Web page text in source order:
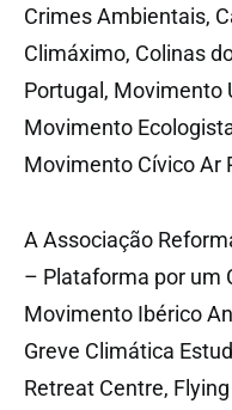
Crimes Ambientais,
Climáximo, Colinas
Portugal, Movimento
Movimento
Movimento Cívico Ar
A Associação
– Plataforma por um
Movimento Ibérico
Greve Climática
Retreat Centre,